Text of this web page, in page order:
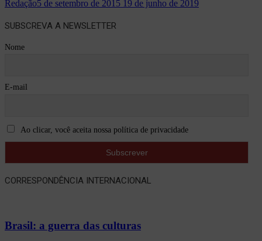
Redação5 de setembro de 2015 19 de junho de 2019
SUBSCREVA A NEWSLETTER
Nome
E-mail
Ao clicar, você aceita nossa política de privacidade
CORRESPONDÊNCIA INTERNACIONAL
Brasil: a guerra das culturas